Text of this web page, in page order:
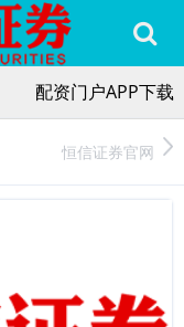
配资门户APP下载
恒信证券官网